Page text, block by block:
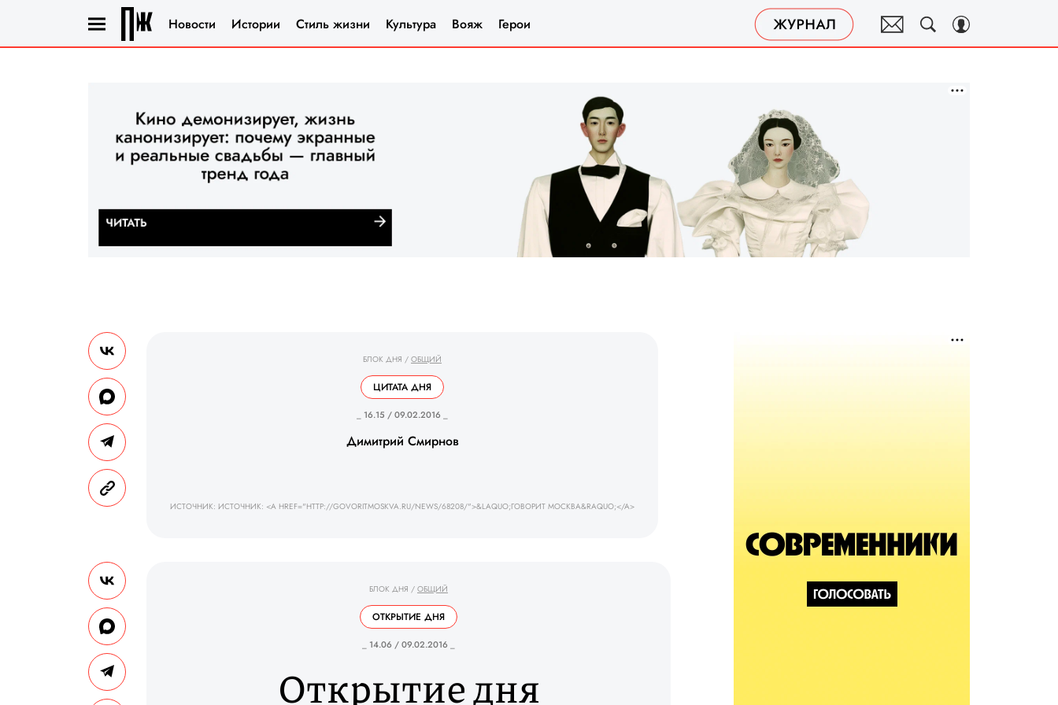
Новости Истории Стиль жизни Культура Вояж Герои
БЛОК ДНЯ / ОБЩИЙ
ЦИТАТА ДНЯ
_ 16.15 / 09.02.2016 _
Димитрий Смирнов
ИСТОЧНИК: ИСТОЧНИК: <A HREF="HTTP://GOVORITMOSKVA.RU/NEWS/68208/">&LAQUO;ГОВОРИТ МОСКВА&RAQUO;</A>
БЛОК ДНЯ / ОБЩИЙ
ОТКРЫТИЕ ДНЯ
_ 14.06 / 09.02.2016 _
Открытие дня